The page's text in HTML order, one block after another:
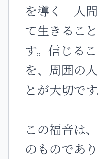
を導く「人
て生きるこ
す。信じる
を、周囲の
とが大切です
この福音は
のものであ